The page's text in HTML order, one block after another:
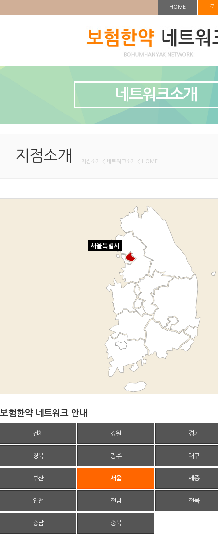
HOME 로
네트워크소개
지점소개 지점소개 < 네트워크소개 < HOME
서울특별시
보험한약 네트워크 안내
전체 강원 경기
경북 광주 대구
부산 서울 세종
인천 전남 전북
충남 충북